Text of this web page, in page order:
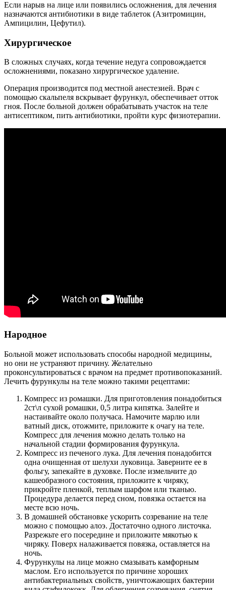
Если нарыв на лице или появились осложнения, для лечения
назначаются антибиотики в виде таблеток (Азитромицин,
Ампицилин, Цефутил).
Хирургическое
В сложных случаях, когда течение недуга сопровождается
осложнениями, показано хирургическое удаление.
Операция производится под местной анестезией. Врач с
помощью скальпеля вскрывает фурункул, обеспечивает отток
гноя. После больной должен обрабатывать участок на теле
антисептиком, пить антибиотики, пройти курс физиотерапии.
Народное
Больной может использовать способы народной медицины,
но они не устраняют причину. Желательно
проконсультироваться с врачом на предмет противопоказаний.
Лечить фурункулы на теле можно такими рецептами:
Компресс из ромашки. Для приготовления понадобиться
2ст\л сухой ромашки, 0,5 литра кипятка. Залейте и
настаивайте около получаса. Намочите марлю или
ватный диск, отожмите, приложите к очагу на теле.
Компресс для лечения можно делать только на
начальной стадии формирования фурункула.
Компресс из печеного лука. Для лечения понадобится
одна очищенная от шелухи луковица. Заверните ее в
фольгу, запекайте в духовке. После измельчите до
кашеобразного состояния, приложите к чиряку,
прикройте пленкой, теплым шарфом или тканью.
Процедура делается перед сном, повязка остается на
месте всю ночь.
В домашней обстановке ускорить созревание на теле
можно с помощью алоэ. Достаточно одного листочка.
Разрежьте его посередине и приложите мякотью к
чиряку. Поверх налаживается повязка, оставляется на
ночь.
Фурункулы на лице можно смазывать камфорным
маслом. Его используется по причине хороших
антибактериальных свойств, уничтожающих бактерии